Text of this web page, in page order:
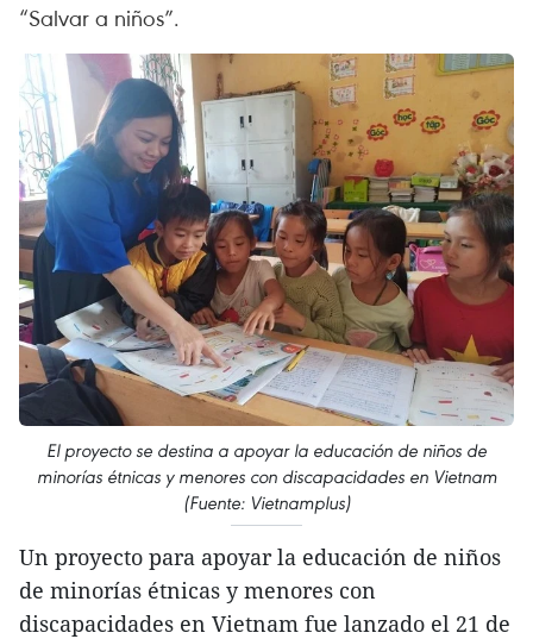
“Salvar a niños”.
El proyecto se destina a apoyar la educación de niños de
minorías étnicas y menores con discapacidades en Vietnam
(Fuente: Vietnamplus)
Un proyecto para apoyar la educación de niños
de minorías étnicas y menores con
discapacidades en Vietnam fue lanzado el 21 de